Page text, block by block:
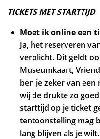
TICKETS MET STARTTIJD
Moet ik online een
Ja, het reserveren
verplicht. Dit geldt
Museumkaart,
ben je zeker van
wij de drukte zo
starttijd op je ticket
tentoonstelling mag
lang blijven als je wilt.